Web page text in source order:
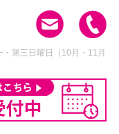
・第三日曜日
（10月・11月